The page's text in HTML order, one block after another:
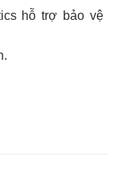
hỗ trợ bảo vệ